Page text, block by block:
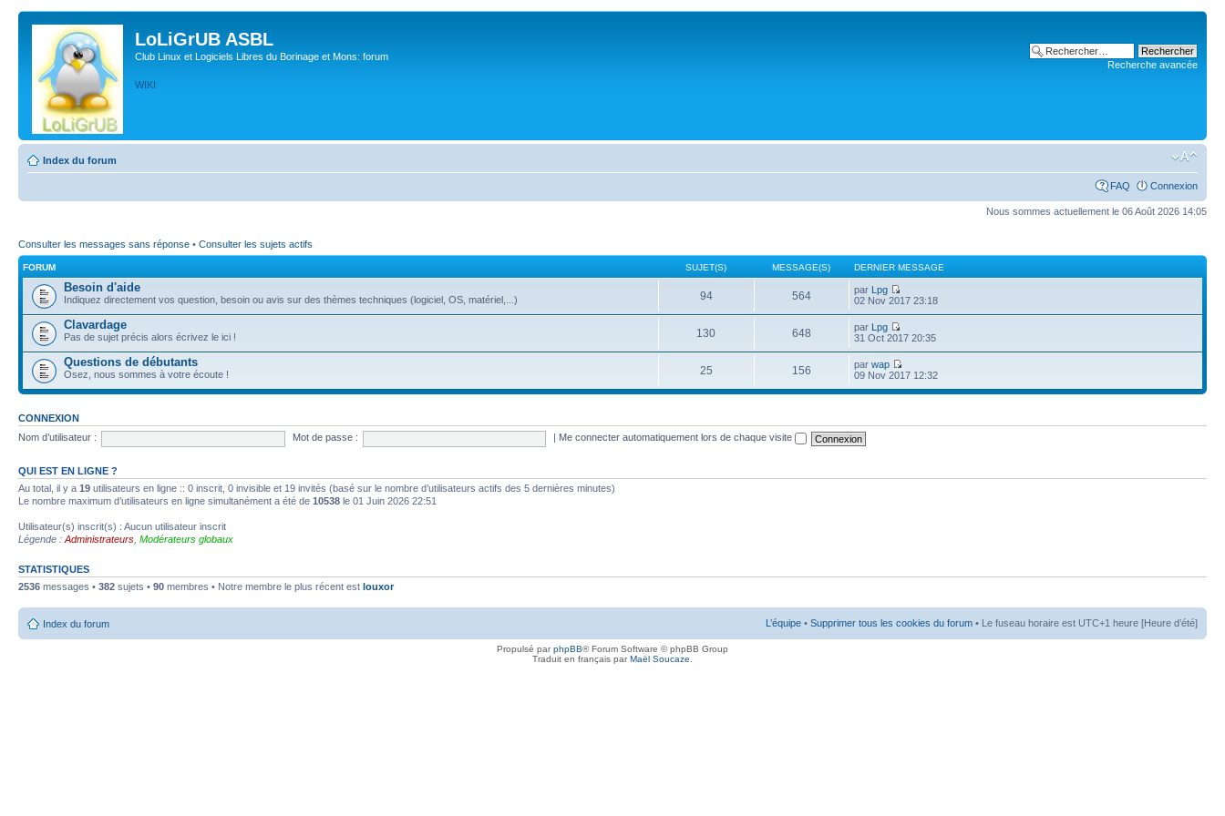
LoLiGrUB ASBL
Club Linux et Logiciels Libres du Borinage et Mons: forum
WIKI
Recherche avancée
Index du forum
FAQ Connexion
Nous sommes actuellement le 06 Août 2026 14:05
Consulter les messages sans réponse • Consulter les sujets actifs
FORUM SUJET(S) MESSAGE(S) DERNIER MESSAGE
Besoin d'aide
Indiquez directement vos question, besoin ou avis sur des thèmes techniques (logiciel, OS, matériel,...) 94 564 par Lpg
02 Nov 2017 23:18
Clavardage
Pas de sujet précis alors écrivez le ici ! 130 648 par Lpg
31 Oct 2017 20:35
Questions de débutants
Osez, nous sommes à votre écoute ! 25 156 parwap
09 Nov 2017 12:32
CONNEXION
Nom d’utilisateur :
Mot de passe : Me connecter automatiquement lors de chaque visite
QUI EST EN LIGNE ?
Au total, il y a 19 utilisateurs en ligne :: 0 inscrit, 0 invisible et 19 invités (basé sur le nombre d’utilisateurs actifs des 5 dernières minutes)
Le nombre maximum d’utilisateurs en ligne simultanément a été de 10538 le 01 Juin 2026 22:51
Utilisateur(s) inscrit(s) : Aucun utilisateur inscrit
Légende : Administrateurs Modérateurs globaux
STATISTIQUES
2536 messages • 382 sujets • 90 membres • Notre membre le plus récent est louxor
Index du forum L’équipe • Supprimer tous les cookies du forum • Le fuseau horaire est UTC+1 heure [Heure d’été]
Propulsé parphpBB® Forum Software © phpBB Group
Traduit en français parMaël Soucaze